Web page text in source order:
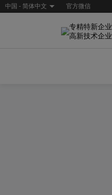
中国 - 简体中文 官方微信
专精特新企业
高新技术企业